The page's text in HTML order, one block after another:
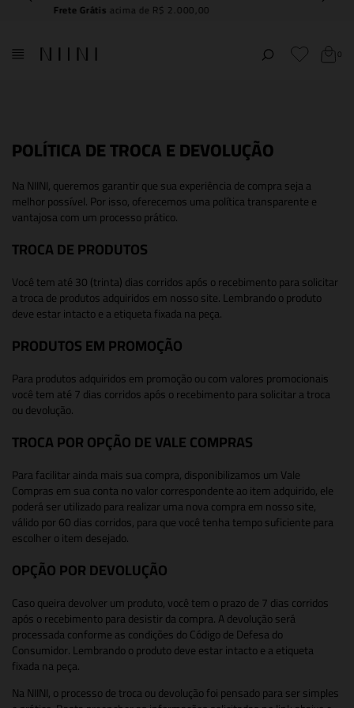
Compre eretire na NIINI JK Iguatemi
0
POLÍTICA DE TROCA E DEVOLUÇÃO
Na NIINI, queremos garantir que sua experiência de compra seja a
melhor possível. Por isso, oferecemos uma política transparente e
vantajosa com um processo prático.
TROCA DE PRODUTOS
Você tem até 30 (trinta) dias corridos após o recebimento para solicitar
a troca de produtos adquiridos em nosso site. Lembrando o produto
deve estar intacto e a etiqueta fixada na peça.
PRODUTOS EM PROMOÇÃO
Para produtos adquiridos em promoção ou com valores promocionais
você tem até 7 dias corridos após o recebimento para solicitar a troca
ou devolução.
TROCA POR OPÇÃO DE VALE COMPRAS
Para facilitar ainda mais sua compra, disponibilizamos um Vale
Compras em sua conta no valor correspondente ao item adquirido, ele
poderá ser utilizado para realizar uma nova compra em nosso site,
válido por 60 dias corridos, para que você tenha tempo suficiente para
escolher o item desejado.
OPÇÃO POR DEVOLUÇÃO
Caso queira devolver um produto, você tem o prazo de 7 dias corridos
após o recebimento para desistir da compra. A devolução será
processada conforme as condições do Código de Defesa do
Consumidor. Lembrando o produto deve estar intacto e a etiqueta
fixada na peça.
Na NIINI, o processo de troca ou devolução foi pensado para ser simples